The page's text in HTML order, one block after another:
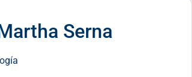
Serna